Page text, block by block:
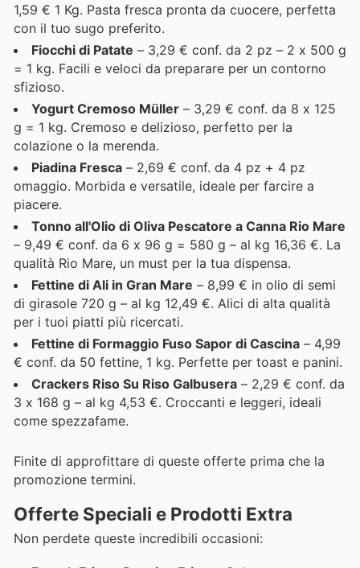
1,59 € 1 Kg. Pasta fresca pronta da cuocere, perfetta
con il tuo sugo preferito.
Fiocchi di Patate – 3,29 € conf. da 2 pz – 2 x 500 g
= 1 kg. Facili e veloci da preparare per un contorno
sfizioso.
Yogurt Cremoso Müller – 3,29 € conf. da 8 x 125
g = 1 kg. Cremoso e delizioso, perfetto per la
colazione o la merenda.
Piadina Fresca – 2,69 € conf. da 4 pz + 4 pz
omaggio. Morbida e versatile, ideale per farcire a
piacere.
Tonno all'Olio di Oliva Pescatore a Canna Rio Mare
– 9,49 € conf. da 6 x 96 g = 580 g – al kg 16,36 €. La
qualità Rio Mare, un must per la tua dispensa.
Fettine di Ali in Gran Mare – 8,99 € in olio di semi
di girasole 720 g – al kg 12,49 €. Alici di alta qualità
per i tuoi piatti più ricercati.
Fettine di Formaggio Fuso Sapor di Cascina – 4,99
€ conf. da 50 fettine, 1 kg. Perfette per toast e panini.
Crackers Riso Su Riso Galbusera – 2,29 € conf. da
3 x 168 g – al kg 4,53 €. Croccanti e leggeri, ideali
come spezzafame.
Finite di approfittare di queste offerte prima che la
promozione termini.
Offerte Speciali e Prodotti Extra
Non perdete queste incredibili occasioni: